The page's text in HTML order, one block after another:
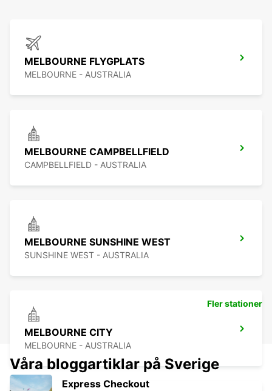
MELBOURNE FLYGPLATS
MELBOURNE - AUSTRALIA
MELBOURNE CAMPBELLFIELD
CAMPBELLFIELD - AUSTRALIA
MELBOURNE SUNSHINE WEST
SUNSHINE WEST - AUSTRALIA
MELBOURNE CITY
MELBOURNE - AUSTRALIA
Fler stationer
Våra bloggartiklar på Sverige
Express Checkout